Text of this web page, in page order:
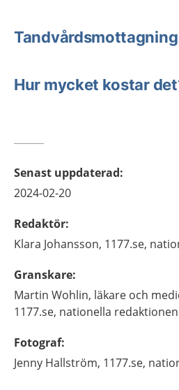
Tandvårdsmottagning
Hur mycket kostar
Senast uppdaterad:
2024-02-20
Redaktör:
Klara Johansson, 1177.se,
Granskare:
Martin Wohlin, läkare och
1177.se, nationella redaktionen
Fotograf:
Jenny Hallström, 1177.se,